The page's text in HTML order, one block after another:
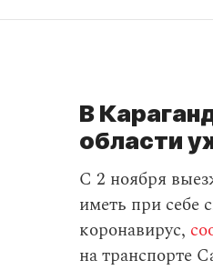
В
области
С 2 ноября
иметь при себе
коронавирус,
на транспорте